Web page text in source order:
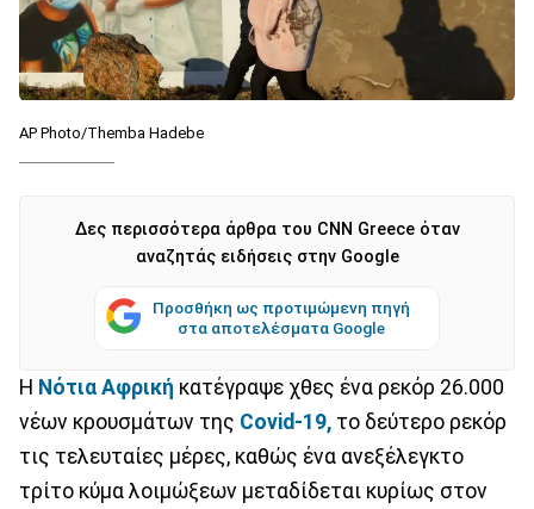
AP Photo/Themba Hadebe
Δες περισσότερα άρθρα του CNN Greece όταν
αναζητάς ειδήσεις στην Google
Προσθήκη ως προτιμώμενη πηγή
στα αποτελέσματα Google
Η Νότια Αφρική κατέγραψε χθες ένα ρεκόρ 26.000
νέων κρουσμάτων της Covid-19, το δεύτερο ρεκόρ
τις τελευταίες μέρες, καθώς ένα ανεξέλεγκτο
τρίτο κύμα λοιμώξεων μεταδίδεται κυρίως στον